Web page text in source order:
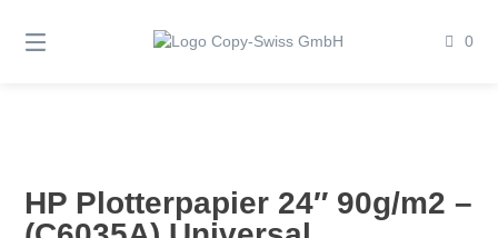
zum
0
HP Plotterpapier 24″ 90g/m2 –